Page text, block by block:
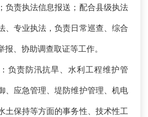
负责执法信息报送；配合县级执法
、专业执法，负责日常巡查、综合
报、协助调查取证等工作。
负责防汛抗旱、水利工程维护管
、应急管理、堤防维护管理、机电
土保持等方面的事务性、技术性工